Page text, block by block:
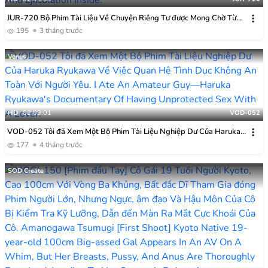
JUR-720 Bộ Phim Tài Liệu Về Chuyện Riêng Tư được Mong Chờ Từ
Lâu Của Iyo Shinohara!! Một Cuộc Tình Lãng Mạn Trên Hòn đảo Hẻo
Shinohara Giải Phóng Dục Vọng Của Mình Với Quan Hệ Tình Dục
Không An Toàn Và Xuất Tinh Bên Trong.
195 3 tháng trước
Venus
HD 02:09:01 VOD-052
VOD-052 Tôi đã Xem Một Bộ Phim Tài Liệu Nghiệp Dư Của Haruka
Ryukawa Về Việc Quan Hệ Tình Dục Không An Toàn Với Người Yêu.
177 4 tháng trước
SOD Create